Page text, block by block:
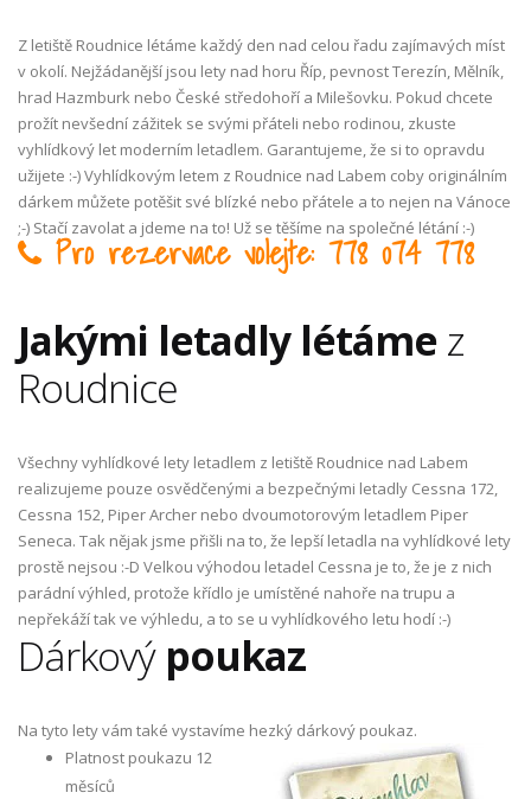
Z letiště Roudnice létáme každý den nad celou řadu zajímavých míst
v okolí. Nejžádanější jsou lety nad horu Říp, pevnost Terezín, Mělník,
hrad Hazmburk nebo České středohoří a Milešovku. Pokud chcete
prožít nevšední zážitek se svými přáteli nebo rodinou, zkuste
vyhlídkový let moderním letadlem. Garantujeme, že si to opravdu
užijete :-) Vyhlídkovým letem z Roudnice nad Labem coby originálním
dárkem můžete potěšit své blízké nebo přátele a to nejen na Vánoce
;-) Stačí zavolat a jdeme na to! Už se těšíme na společné létání :-)
Pro rezervace volejte: 778 074 778
Jakými letadly létámez
Roudnice
Všechny vyhlídkové lety letadlem z letiště Roudnice nad Labem
realizujeme pouze osvědčenými a bezpečnými letadly Cessna 172,
Cessna 152, Piper Archer nebo dvoumotorovým letadlem Piper
Seneca. Tak nějak jsme přišli na to, že lepší letadla na vyhlídkové lety
prostě nejsou :-D Velkou výhodou letadel Cessna je to, že je z nich
parádní výhled, protože křídlo je umístěné nahoře na trupu a
nepřekáží tak ve výhledu, a to se u vyhlídkového letu hodí :-)
Dárkový poukaz
Na tyto lety vám také vystavíme hezký dárkový poukaz.
Platnost poukazu 12
měsíců